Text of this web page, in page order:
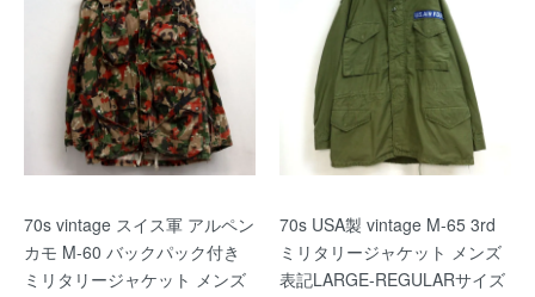
70s vintage スイス軍 アルペン
カモ M-60 バックパック付き
ミリタリージャケット メンズ
70s USA製 vintage M-65 3rd
ミリタリージャケット メンズ
表記LARGE-REGULARサイズ